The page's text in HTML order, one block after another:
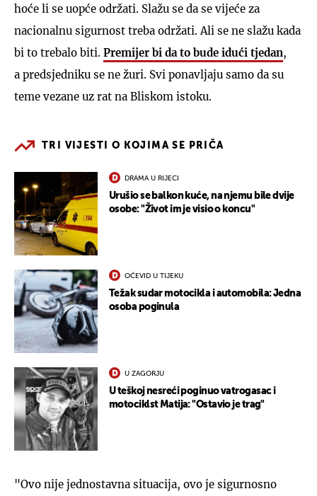
hoće li se uopće održati. Slažu se da se vijeće za
nacionalnu sigurnost treba održati. Ali se ne slažu kada
bi to trebalo biti. Premijer bi da to bude idući tjedan,
a predsjedniku se ne žuri. Svi ponavljaju samo da su
teme vezane uz rat na Bliskom istoku.
TRI VIJESTI O KOJIMA SE PRIČA
DRAMA U RIJECI
Urušio se balkon kuće, na njemu bile dvije
osobe: "Život im je visio o koncu"
OČEVID U TIJEKU
Težak sudar motocikla i automobila: Jedna
osoba poginula
U ZAGORJU
U teškoj nesreći poginuo vatrogasac i
motociklst Matija: "Ostavio je trag"
"Ovo nije jednostavna situacija, ovo je sigurnosno